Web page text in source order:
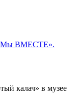
«Мы ВМЕСТЕ».
калач» в музее